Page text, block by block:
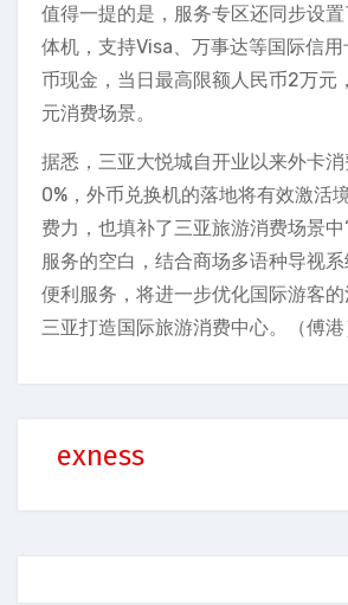
值得一提的是，服务专区还同步设
体机，支持Visa、万事达等国际信
币现金，当日最高限额人民币2万元
元消费场景。
据悉，三亚大悦城自开业以来外卡
0%，外币兑换机的落地将有效激活
费力，也填补了三亚旅游消费场景中
服务的空白，结合商场多语种导视
便利服务，将进一步优化国际游客
三亚打造国际旅游消费中心。（傅港
exness